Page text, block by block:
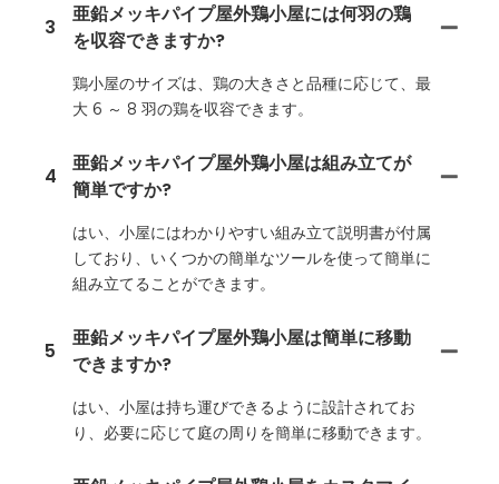
3
亜鉛メッキパイプ屋外鶏小屋には何羽の鶏
を収容できますか?
鶏小屋のサイズは、鶏の大きさと品種に応じて、最
大 6 ～ 8 羽の鶏を収容できます。
4
亜鉛メッキパイプ屋外鶏小屋は組み立てが
簡単ですか?
はい、小屋にはわかりやすい組み立て説明書が付属
しており、いくつかの簡単なツールを使って簡単に
組み立てることができます。
5
亜鉛メッキパイプ屋外鶏小屋は簡単に移動
できますか?
はい、小屋は持ち運びできるように設計されてお
り、必要に応じて庭の周りを簡単に移動できます。